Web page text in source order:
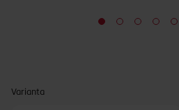
Varianta